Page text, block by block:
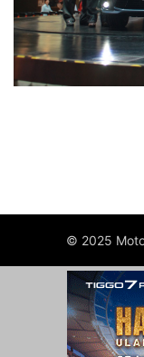
© 2025